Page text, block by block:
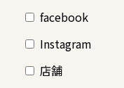
facebook
Instagram
店舗